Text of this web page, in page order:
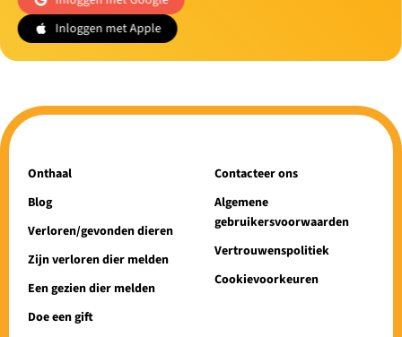
Inloggen met Apple
Onthaal
Blog
Verloren/gevonden dieren
Zijn verloren dier melden
Een gezien dier melden
Doe een gift
Contacteer ons
Algemene
gebruikersvoorwaarden
Vertrouwenspolitiek
Cookievoorkeuren